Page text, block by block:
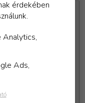
érdekében
Analytics,
Ads,